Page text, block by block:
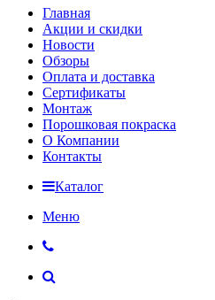
Главная
Акции и скидки
Новости
Обзоры
Оплата и доставка
Сертификаты
Монтаж
Порошковая покраска
О Компании
Контакты
Каталог
Меню